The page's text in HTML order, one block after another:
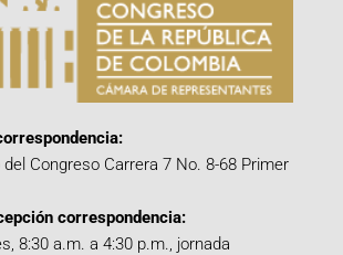
Congreso Carrera 7 No. 8-68 Primer
correspondencia:
8:30 a.m. a 4:30 p.m., jornada